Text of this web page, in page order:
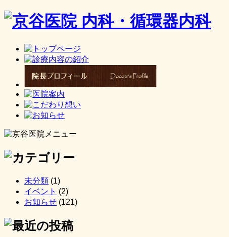
未分類 (1)
イベント (2)
お知らせ (121)